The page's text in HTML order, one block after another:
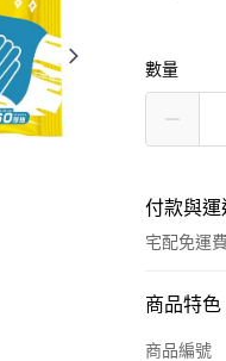
數量
付款與
宅配免運
付款方式
全家線上
商品特色
商品編號